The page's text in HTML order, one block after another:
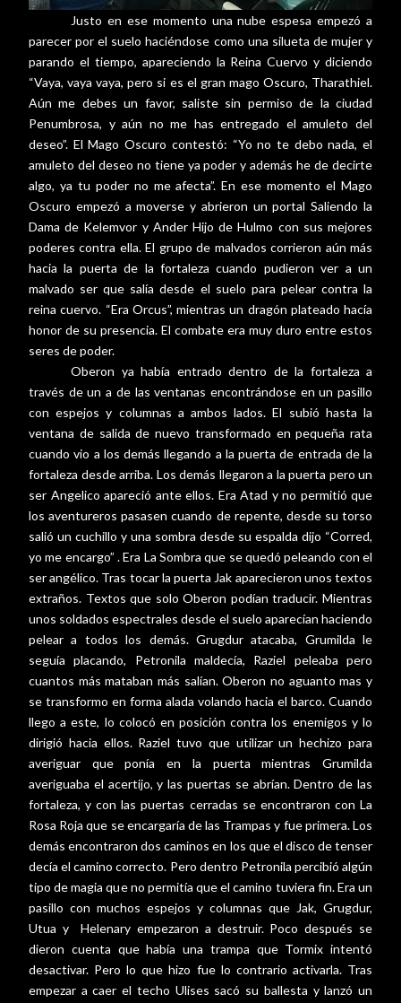
Justo en ese momento una nube espesa empezó a
parecer por el suelo haciéndose como una silueta de mujer y
parando el tiempo, apareciendo la Reina Cuervo y diciendo
“Vaya, vaya vaya, pero si es el gran mago Oscuro, Tharathiel.
Aún me debes un favor, saliste sin permiso de la ciudad
Penumbrosa, y aún no me has entregado el amuleto del
deseo”. El Mago Oscuro contestó: “Yo no te debo nada, el
amuleto del deseo no tiene ya poder y además he de decirte
algo, ya tu poder no me afecta”. En ese momento el Mago
Oscuro empezó a moverse y abrieron un portal Saliendo la
Dama de Kelemvor y Ander Hijo de Hulmo con sus mejores
poderes contra ella. El grupo de malvados corrieron aún más
hacia la puerta de la fortaleza cuando pudieron ver a un
malvado ser que salía desde el suelo para pelear contra la
reina cuervo. “Era Orcus”, mientras un dragón plateado hacía
honor de su presencia. El combate era muy duro entre estos
seres de poder.
Oberon ya había entrado dentro de la fortaleza a
través de un a de las ventanas encontrándose en un pasillo
con espejos y columnas a ambos lados. El subió hasta la
ventana de salida de nuevo transformado en pequeña rata
cuando vio a los demás llegando a la puerta de entrada de la
fortaleza desde arriba. Los demás llegaron a la puerta pero un
ser Angelico apareció ante ellos. Era Atad y no permitió que
los aventureros pasasen cuando de repente, desde su torso
salió un cuchillo y una sombra desde su espalda dijo “Corred,
yo me encargo” . Era La Sombra que se quedó peleando con el
ser angélico. Tras tocar la puerta Jak aparecieron unos textos
extraños. Textos que solo Oberon podían traducir. Mientras
unos soldados espectrales desde el suelo aparecían haciendo
pelear a todos los demás. Grugdur atacaba, Grumilda le
seguía placando, Petronila maldecía, Raziel peleaba pero
cuantos más mataban más salían. Oberon no aguanto mas y
se transformo en forma alada volando hacia el barco. Cuando
llego a este, lo colocó en posición contra los enemigos y lo
dirigió hacia ellos. Raziel tuvo que utilizar un hechizo para
averiguar que ponía en la puerta mientras Grumilda
averiguaba el acertijo, y las puertas se abrían. Dentro de las
fortaleza, y con las puertas cerradas se encontraron con La
Rosa Roja que se encargaría de las Trampas y fue primera. Los
demás encontraron dos caminos en los que el disco de tenser
decía el camino correcto. Pero dentro Petronila percibió algún
tipo de magia que no permitía que el camino tuviera fin. Era un
pasillo con muchos espejos y columnas que Jak, Grugdur,
Utua y
Helenary empezaron a destruir. Poco después se
dieron cuenta que había una trampa que Tormix intentó
desactivar. Pero lo que hizo fue lo contrario activarla. Tras
empezar a caer el techo Ulises sacó su ballesta y lanzó un